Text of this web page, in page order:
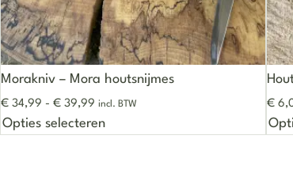
Morakniv – Mora houtsnijmes
€ 34,99 - € 39,99 Prijsklasse: € 34,99 tot € 39,99
incl. BTW
Opties selecteren Dit product heeft meerdere
€